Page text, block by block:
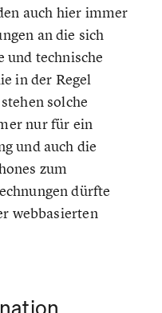
auch hier immer
an die sich
und technische
in der Regel
solche
nur für ein
und auch die
zum
dürfte
webbasierten